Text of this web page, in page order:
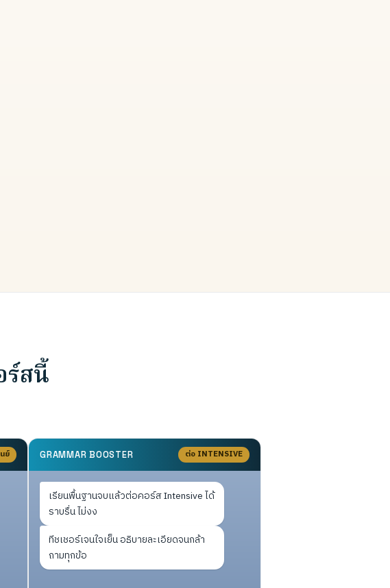
ร์สนี้
ย์ GRAMMAR BOOSTER ต่อ INTENSIVE
เรียนพื้นฐานจบแล้วต่อคอร์ส Intensive ได้
ราบรื่น ไม่งง
ทีชเชอร์เจนใจเย็น อธิบายละเอียดจนกล้า
ถามทุกข้อ